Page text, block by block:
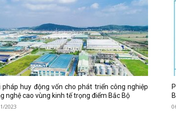
pháp huy động vốn cho phát triển công nghiệp
nghệ cao vùng kinh tế trọng điểm Bắc Bộ
2023